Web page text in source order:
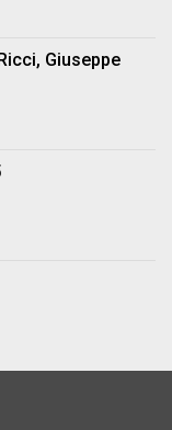
Giuseppe